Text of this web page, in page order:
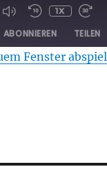
1X
ABONNIEREN TEILEN
Fenster